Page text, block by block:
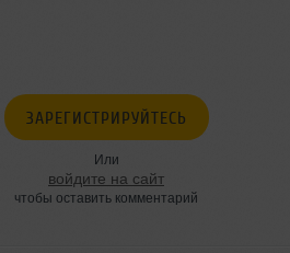
ЗАРЕГИСТРИРУЙТЕСЬ
Или
войдите на сайт
чтобы оставить комментарий